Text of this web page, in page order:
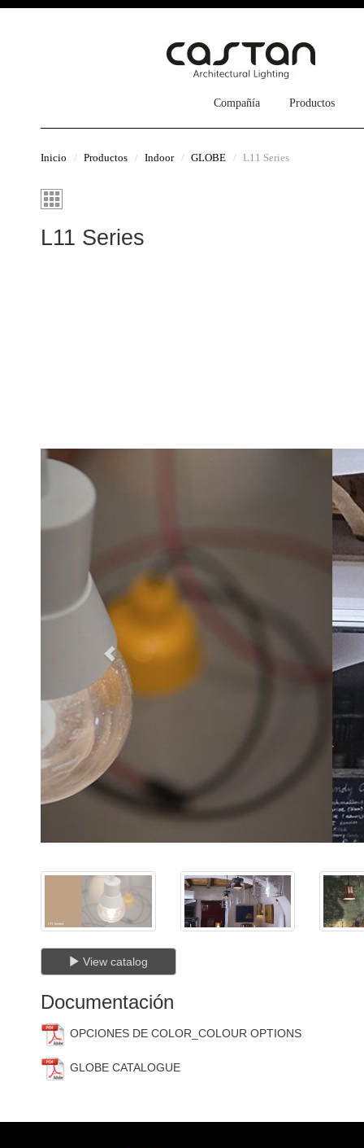
Compañía Productos
Inicio Productos Indoor GLOBE L11 Series
L11 Series
View catalog
Documentación
OPCIONES DE COLOR_COLOUR OPTIONS
GLOBE CATALOGUE